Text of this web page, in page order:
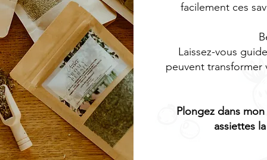
facilement ces
Laissez-vous
peuvent
Plongez dans
assiettes